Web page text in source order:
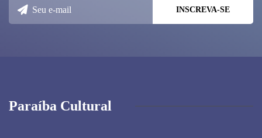
Paraíba Cultural